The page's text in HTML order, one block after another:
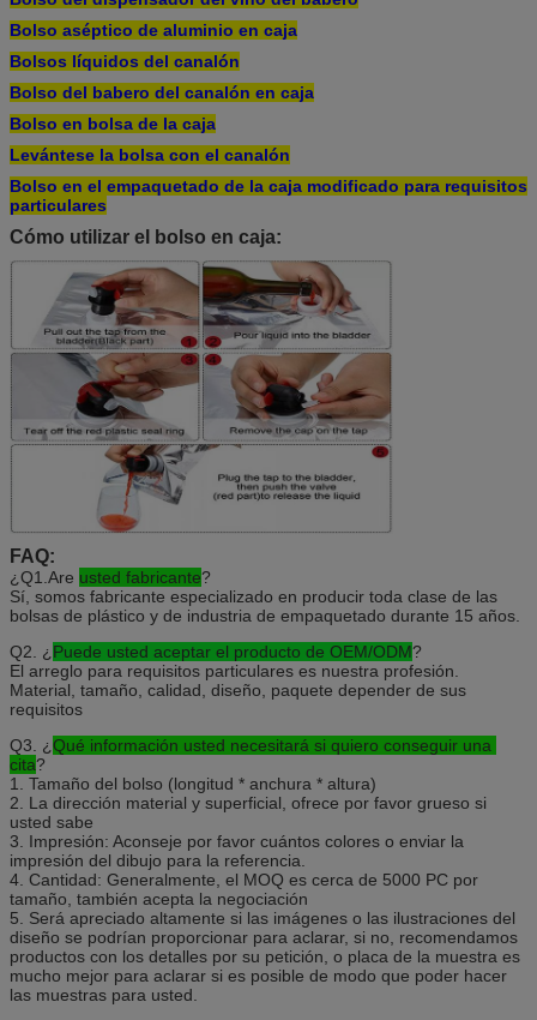
Bolso aséptico de aluminio en caja
Bolsos líquidos del canalón
Bolso del babero del canalón en caja
Bolso en bolsa de la caja
Levántese la bolsa con el canalón
Bolso en el empaquetado de la caja modificado para requisitos
particulares
Cómo utilizar el bolso en caja:
FAQ:
¿Q1.Are usted fabricante?
Sí, somos fabricante especializado en producir toda clase de las
bolsas de plástico y de industria de empaquetado durante 15 años.
Q2. ¿ Puede usted aceptar el producto de OEM/ODM?
El arreglo para requisitos particulares es nuestra profesión.
Material, tamaño, calidad, diseño, paquete depender de sus
requisitos
Q3. ¿ Qué información usted necesitará si quiero conseguir una
cita?
1. Tamaño del bolso (longitud * anchura * altura)
2. La dirección material y superficial, ofrece por favor grueso si
usted sabe
3. Impresión: Aconseje por favor cuántos colores o enviar la
impresión del dibujo para la referencia.
4. Cantidad: Generalmente, el MOQ es cerca de 5000 PC por
tamaño, también acepta la negociación
5. Será apreciado altamente si las imágenes o las ilustraciones del
diseño se podrían proporcionar para aclarar, si no, recomendamos
productos con los detalles por su petición, o placa de la muestra es
mucho mejor para aclarar si es posible de modo que poder hacer
las muestras para usted.